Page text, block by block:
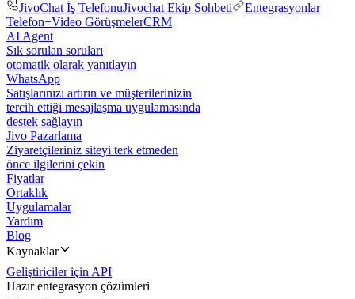
JivoChat İş TelefonuJivochat Ekip Sohbeti
Entegrasyonlar
Telefon+Video GörüşmelerCRM
AI Agent
Sık sorulan soruları
otomatik olarak yanıtlayın
WhatsApp
Satışlarınızı artırın ve müşterilerinizin
tercih ettiği mesajlaşma uygulamasında
destek sağlayın
Jivo Pazarlama
Ziyaretçileriniz siteyi terk etmeden
önce ilgilerini çekin
Fiyatlar
Ortaklık
Uygulamalar
Yardım
Blog
Kaynaklar
Geliştiriciler için API
Hazır entegrasyon çözümleri